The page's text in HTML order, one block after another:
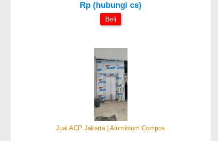
Rp (hubungi cs)
Beli
Jual ACP Jakarta | Aluminium Compos